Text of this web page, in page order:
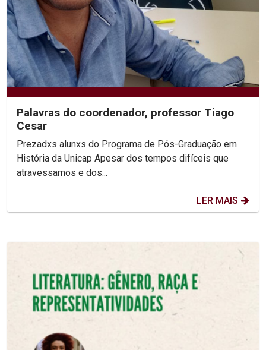
Palavras do coordenador, professor Tiago
Cesar
Prezadxs alunxs do Programa de Pós-Graduação em
História da Unicap Apesar dos tempos difíceis que
atravessamos e dos...
LER MAIS